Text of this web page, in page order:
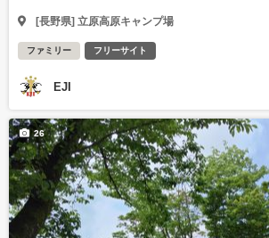
[長野県] 立原高原キャンプ場
ファミリー フリーサイト
EJI
26